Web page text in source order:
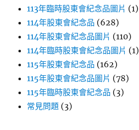
113年臨時股東會紀念品圖片 (1)
114年股東會紀念品 (628)
114年股東會紀念品圖片 (110)
114年臨時股東會紀念品圖片 (1)
115年股東會紀念品 (162)
115年股東會紀念品圖片 (78)
115年臨時股東會紀念品 (3)
常見問題 (3)